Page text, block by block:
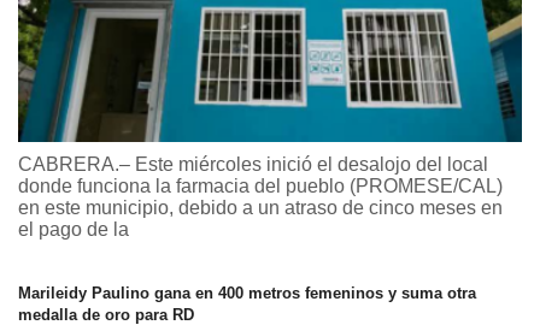
CABRERA.– Este miércoles inició el desalojo del local
donde funciona la farmacia del pueblo (PROMESE/CAL)
en este municipio, debido a un atraso de cinco meses en
el pago de la
Marileidy Paulino gana en 400 metros femeninos y suma otra
medalla de oro para RD